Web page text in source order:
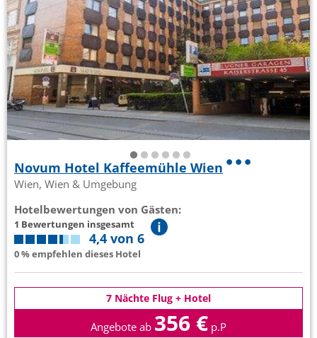
Novum Hotel Kaffeemühle Wien
Wien, Wien & Umgebung
Hotelbewertungen von Gästen:
1 Bewertungen insgesamt
4,4 von 6
0 % empfehlen dieses Hotel
7 Nächte Flug + Hotel
Angebote ab 356 € p.P